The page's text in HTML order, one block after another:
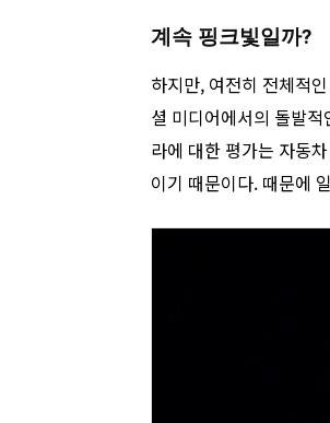
계속 핑크빛일까?
하지만, 여전히 전체적
셜 미디어에서의 돌발
라에 대한 평가는 자동
이기 때문이다. 때문에